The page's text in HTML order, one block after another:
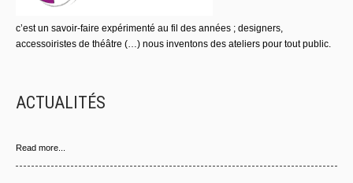
c’est un savoir-faire expérimenté au fil des années ; designers,
accessoiristes de théâtre (…) nous inventons des ateliers pour tout public.
ACTUALITÉS
Read more...